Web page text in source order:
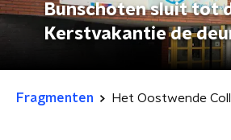
Bunschoten sluit tot
Kerstvakantie de
Fragmenten